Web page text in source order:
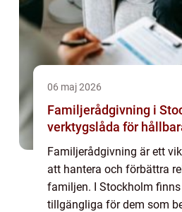
06 maj 2026
Familjerådgivning i
verktygslåda för
Familjerådgivning är ett
att hantera och förbättra
familjen. I Stockholm
tillgängliga för dem som